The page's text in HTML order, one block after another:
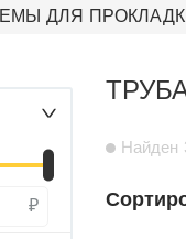
ДЛЯ
>
Найден